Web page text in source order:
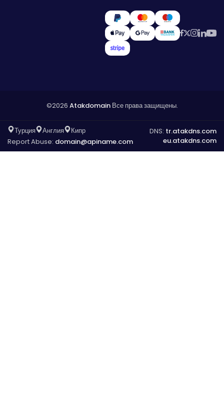
©2026 AtakdomainВсе права защищены.
Турция Англия
Кипр
Report Abuse: domain@apiname.com
DNS: tr.atakdns.com
eu.atakdns.com